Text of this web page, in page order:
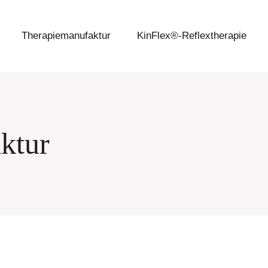
Therapiemanufaktur
KinFlex®-Reflextherapie